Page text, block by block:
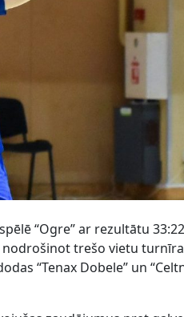
“Ogre” ar rezultātu
nodrošinot trešo vietu turnīra
“Tenax Dobele” un